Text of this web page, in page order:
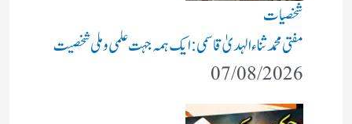
شخصیات
مفتی محمد ثناء الہدیٰ قاسمی: ایک ہمہ جہت علمی و ملی شخصیت
07/08/2026